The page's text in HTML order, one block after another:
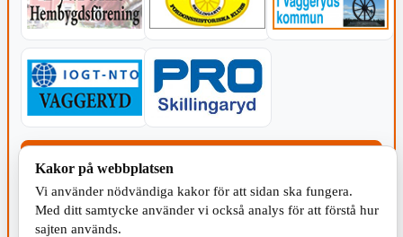
Kakor på webbplatsen
Vi använder nödvändiga kakor för att sidan ska fungera.
Med ditt samtycke använder vi också analys för att förstå hur
sajten används.